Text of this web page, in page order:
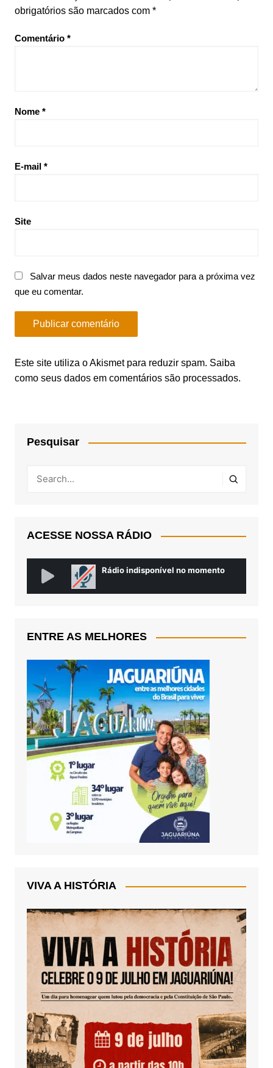
obrigatórios são marcados com *
Comentário *
Nome *
E-mail *
Site
Salvar meus dados neste navegador para a próxima vez
que eu comentar.
Este site utiliza o Akismet para reduzir spam. Saiba
como seus dados em comentários são processados.
Pesquisar
ACESSE NOSSA RÁDIO
ENTRE AS MELHORES
VIVA A HISTÓRIA